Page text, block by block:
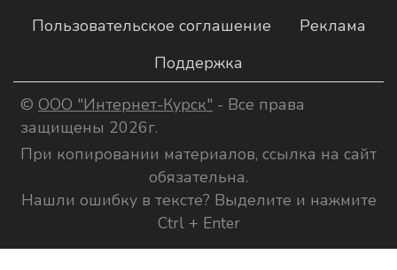
Пользовательское соглашение
Реклама
Поддержка
© ООО "Интернет-Курск" - Все права
защищены 2026г.
При копировании материалов, ссылка на сайт
обязательна.
Нашли ошибку в тексте? Выделите и нажмите
Ctrl + Enter